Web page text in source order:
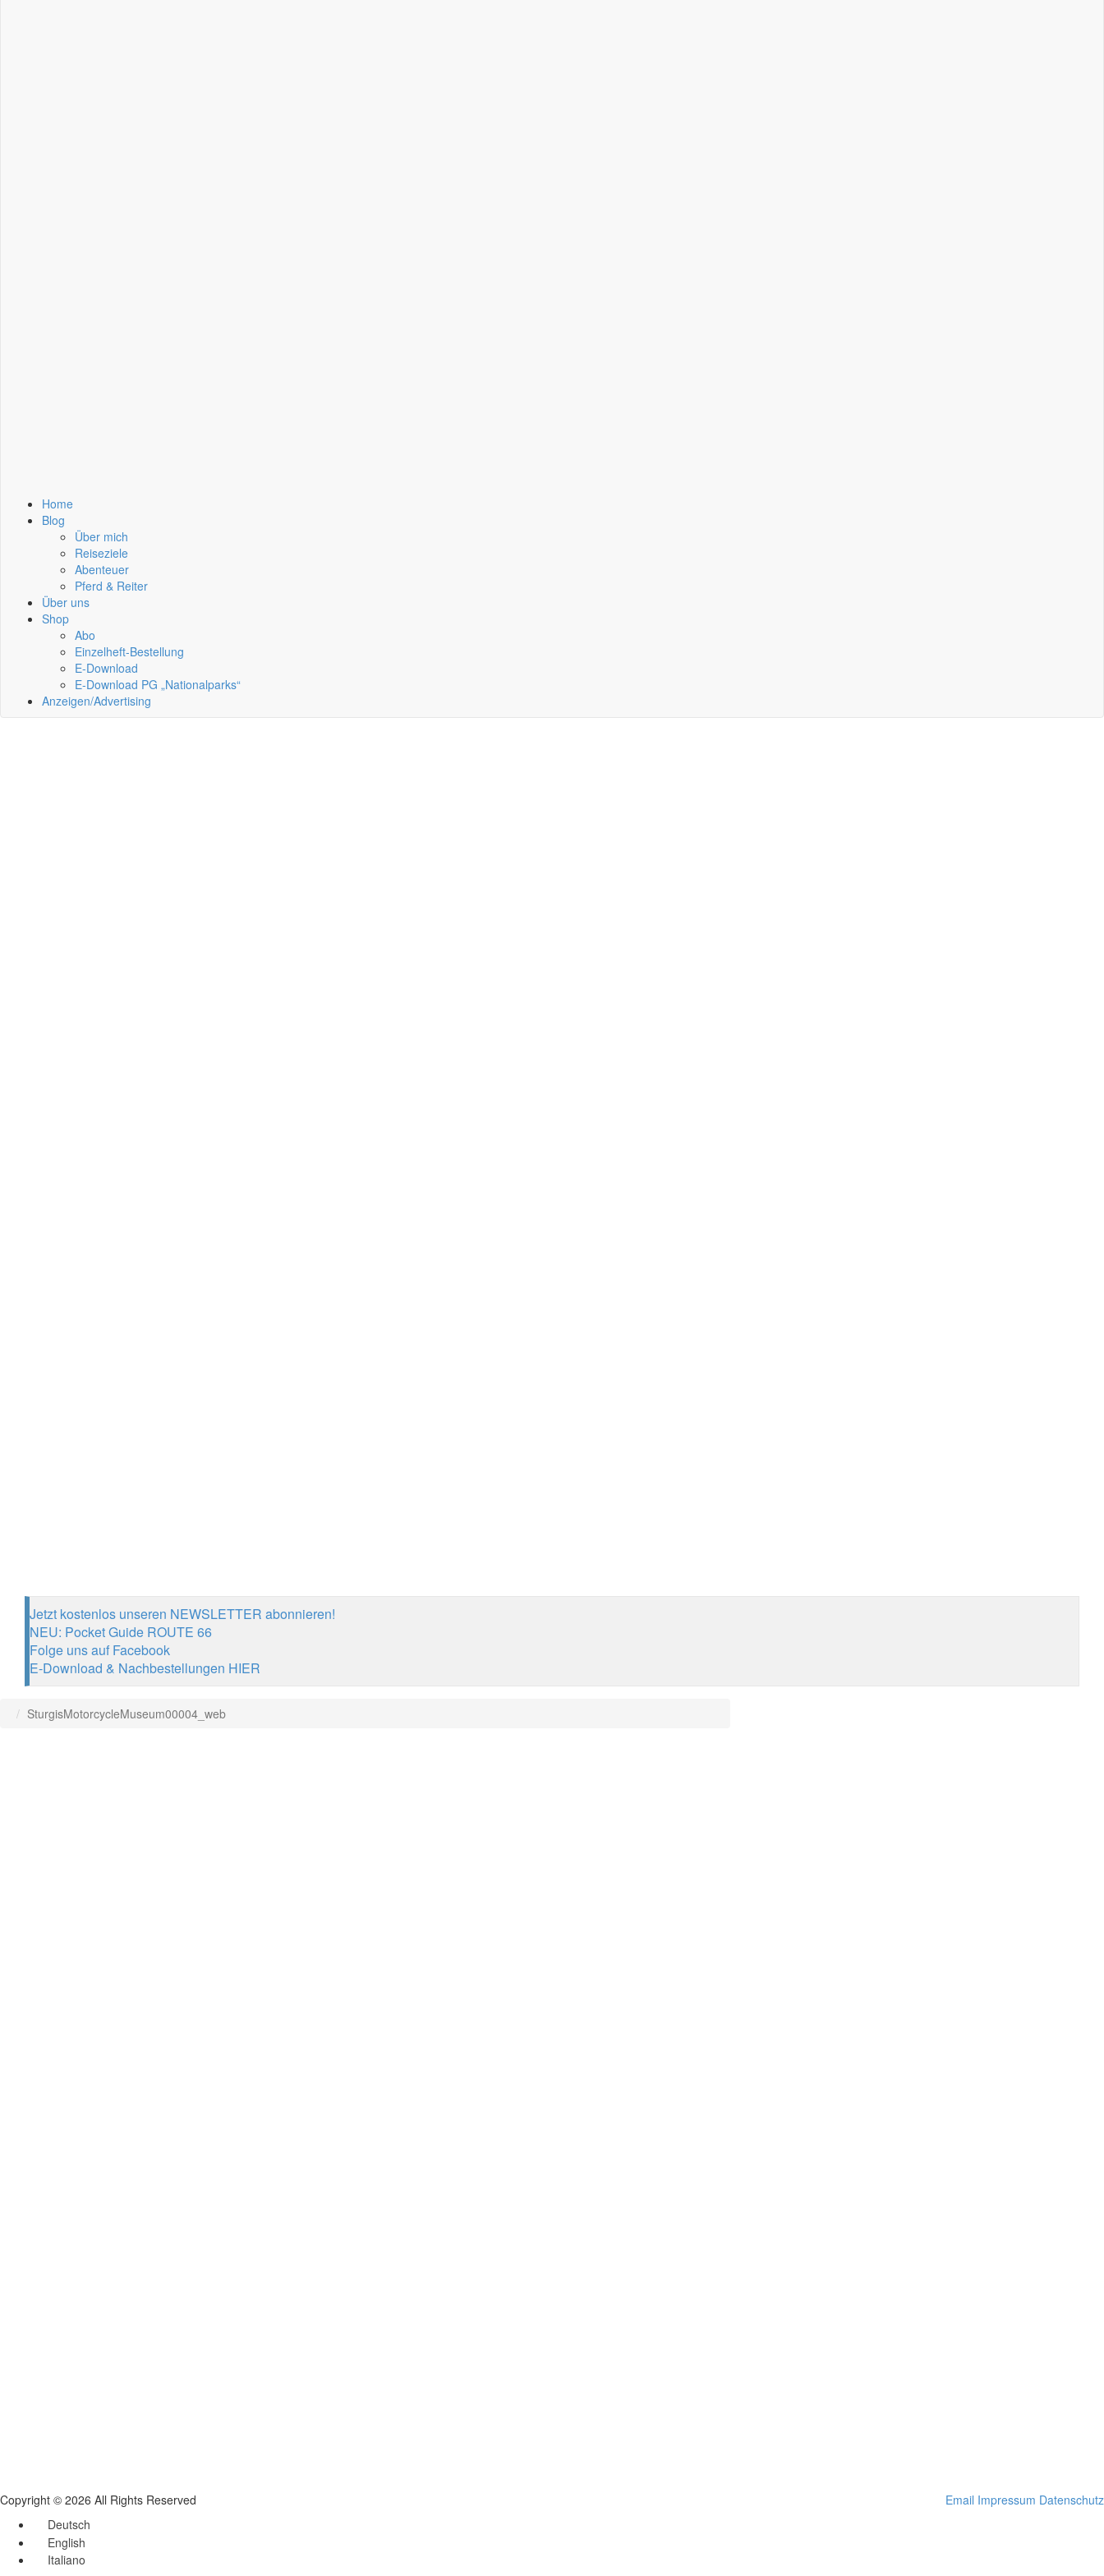
Home
Blog
Über mich
Reiseziele
Abenteuer
Pferd & Reiter
Über uns
Shop
Abo
Einzelheft-Bestellung
E-Download
E-Download PG „Nationalparks“
Anzeigen/Advertising
Jetzt kostenlos unseren NEWSLETTER abonnieren!
NEU: Pocket Guide ROUTE 66
Folge uns auf Facebook
E-Download & Nachbestellungen HIER
SturgisMotorcycleMuseum00004_web
Copyright © 2026 All Rights Reserved Email Impressum Datenschutz
Deutsch
English
Italiano